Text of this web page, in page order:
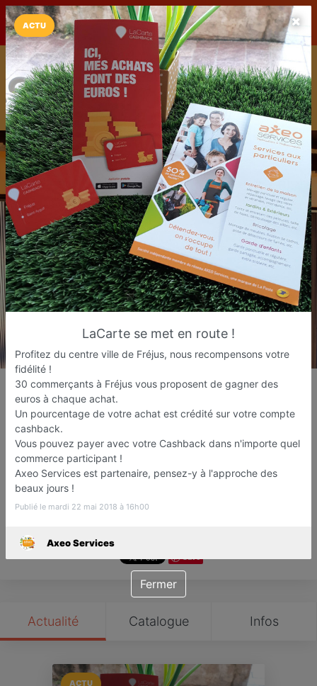
LaCarte LaCarte sur
Play Store
Installez l'App LaCarte
Téléchargez gratuitement l'app LaCarte pour suivre vos
commerces favoris et ne rien rater !
Télécharger Plus tard
Axeo Services
Employé de ménage
Fréjus
Favori
Ouvre Lundi prochain dès 09:00
Actualité Catalogue Infos
ACTU
ACTU
LaCarte se met en route !
Profitez du centre ville de Fréjus, nous recompensons votre
fidélité !
30 commerçants à Fréjus vous proposent de gagner des
euros à chaque achat.
Un pourcentage de votre achat est crédité sur votre compte
cashback.
Vous pouvez payer avec votre Cashback dans n'importe quel
commerce participant !
Axeo Services est partenaire, pensez-y à l'approche des
beaux jours !
Publié le mardi 22 mai 2018 à 16h00
Axeo Services
Fermer